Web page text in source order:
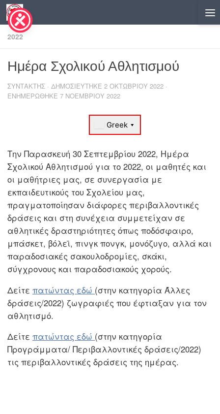
Skip to content
2022
Ημέρα Σχολικού Αθλητισμού
ΣΥΝΤΆΚΤΗΣ · ΔΗΜΟΣΙΕΎΤΗΚΕ 2 ΟΚΤΩΒΡΊΟΥ 2022 ·
ΕΝΗΜΕΡΏΘΗΚΕ 7 ΝΟΕΜΒΡΊΟΥ 2022
Την Παρασκευή 30 Σεπτεμβρίου 2022, Ημέρα
Σχολικού Αθλητισμού για το 2022, οι μαθητές και
οι μαθήτριες μας, σε συνεργασία με
εκπαιδευτικούς του Σχολείου μας,
πραγματοποίησαν διάφορες περιβαλλοντικές
δράσεις και στη συνέχεια συμμετείχαν σε
αθλητικές δραστηριότητες όπως ποδόσφαιρο,
μπάσκετ, βόλεϊ, πινγκ πονγκ, μονόζυγο, αλλά και
παραδοσιακές σακουλοδρομίες, σκάκι,
σύγχρονους και παραδοσιακούς χορούς.
Δείτε πατώντας εδώ (στην κατηγορία Άλλες
δράσεις/2022) ζωγραφιές που έφτιαξαν για τον
αθλητισμό.
Δείτε πατώντας εδώ (στην κατηγορία
Προγράμματα/ Περιβαλλοντικές δράσεις/2022)
τις περιβαλλοντικές δράσεις της ημέρας.